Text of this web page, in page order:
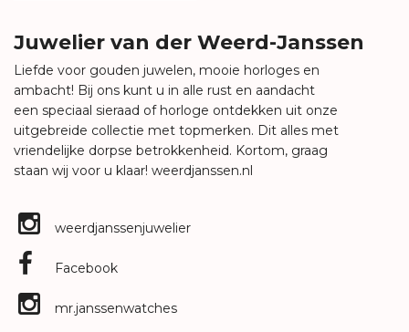
Juwelier van der Weerd-Janssen
Liefde voor gouden juwelen, mooie horloges en
ambacht! Bij ons kunt u in alle rust en aandacht
een speciaal sieraad of horloge ontdekken uit onze
uitgebreide collectie met topmerken. Dit alles met
vriendelijke dorpse betrokkenheid. Kortom, graag
staan wij voor u klaar! weerdjanssen.nl
weerdjanssenjuwelier
Facebook
mr.janssenwatches